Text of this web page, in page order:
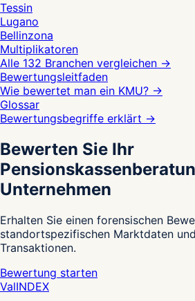
Tessin
Lugano
Bellinzona
Multiplikatoren
Alle 132 Branchen vergleichen →
Bewertungsleitfaden
Wie bewertet man ein KMU? →
Glossar
Bewertungsbegriffe erklärt →
Bewerten Sie Ihr
Unternehmen
Erhalten Sie einen forensischen
standortspezifischen Marktdaten
Transaktionen.
Bewertung starten
ValINDEX